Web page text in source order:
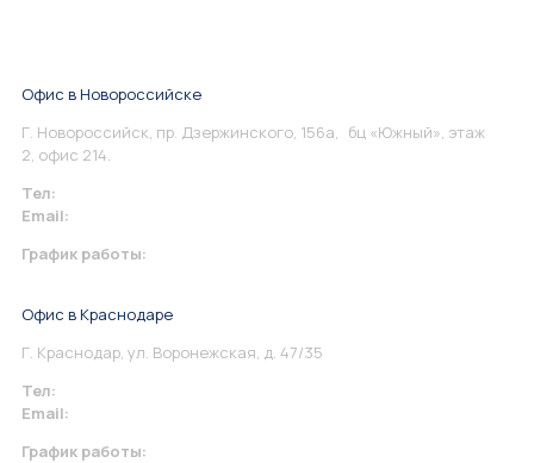
Офис в Новороссийске
Г. Новороссийск, пр. Дзержинского, 156а, бц «Южный», этаж
2, офис 214.
Тел:
Email:
График работы:
Офис в Краснодаре
Г. Краснодар, ул. Воронежская, д. 47/35
Тел:
Email:
График работы: